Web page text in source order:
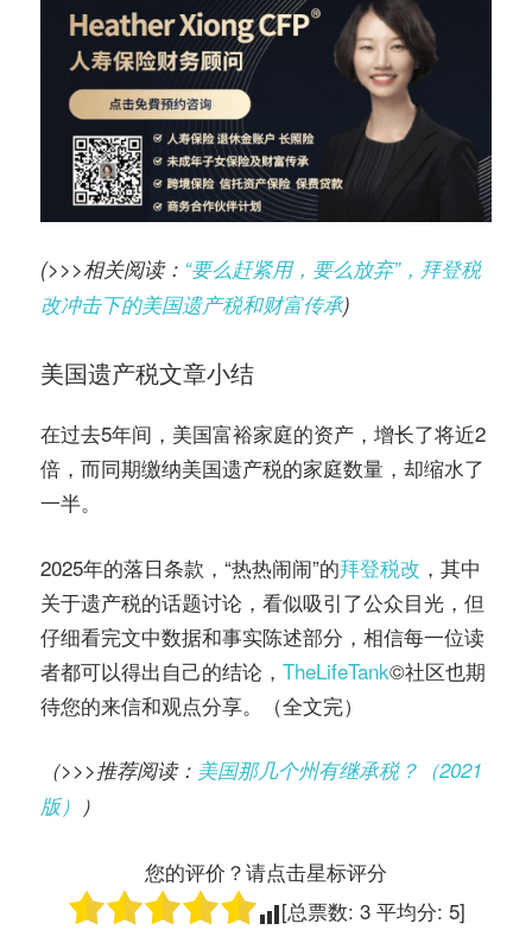
(>>>相关阅读： “要么赶紧用，要么放弃”，拜登税
改冲击下的美国遗产税和财富传承)
美国遗产税文章小结
在过去5年间，美国富裕家庭的资产，增长了将近2
倍，而同期缴纳美国遗产税的家庭数量，却缩水了
一半。
2025年的落日条款，“热热闹闹”的拜登税改 ，其中
关于遗产税的话题讨论，看似吸引了公众目光，但
仔细看完文中数据和事实陈述部分，相信每一位读
者都可以得出自己的结论， TheLifeTank©️社区也期
待您的来信和观点分享。（全文完）
（>>>推荐阅读： 美国那几个州有继承税？（2021
版） ）
您的评价？请点击星标评分
[总票数: 3平均分: 5]